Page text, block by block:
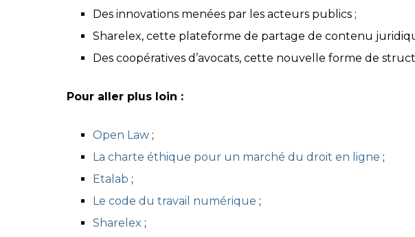
Des innovations menées par les acteurs publics ;
Sharelex, cette plateforme de partage de contenu
Des coopératives d’avocats, cette nouvelle forme de
Pour aller plus loin :
Open Law ;
La charte éthique pour un marché du droit en ligne ;
Etalab ;
Le code du travail numérique ;
Sharelex ;